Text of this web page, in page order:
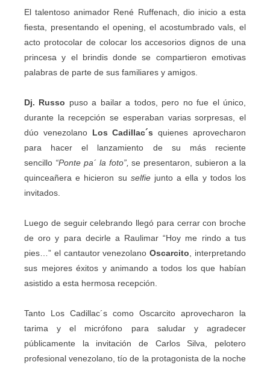
El talentoso animador René Ruffenach, dio inicio a esta
fiesta, presentando el opening, el acostumbrado vals, el
acto protocolar de colocar los accesorios dignos de una
princesa y el brindis donde se compartieron emotivas
palabras de parte de sus familiares y amigos.
Dj. Russo puso a bailar a todos, pero no fue el único,
durante la recepción se esperaban varias sorpresas, el
dúo venezolano Los Cadillac´s quienes aprovecharon
para hacer el lanzamiento de su más reciente
sencillo “Ponte pa´ la foto”,se presentaron, subieron a la
quinceañera e hicieron su selfiejunto a ella y todos los
invitados.
Luego de seguir celebrando llegó para cerrar con broche
de oro y para decirle a Raulimar “Hoy me rindo a tus
pies…” el cantautor venezolanoOscarcito , interpretando
sus mejores éxitos y animando a todos los que habían
asistido a esta hermosa recepción.
Tanto Los Cadillac´s como Oscarcito aprovecharon la
tarima y el micrófono para saludar y agradecer
públicamente la invitación de Carlos Silva, pelotero
profesional venezolano, tío de la protagonista de la noche